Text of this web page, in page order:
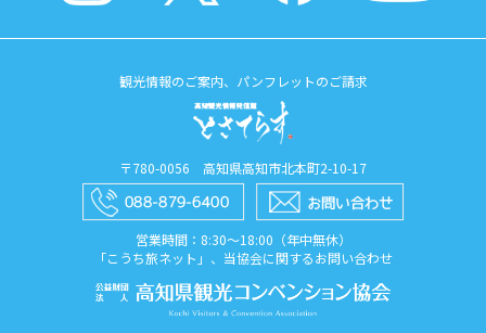
観光情報のご案内、パンフレットのご請求
〒780-0056 高知県高知市北本町2-10-17
営業時間：8:30〜18:00（年中無休）
「こうち旅ネット」、当協会に関するお問い合わせ